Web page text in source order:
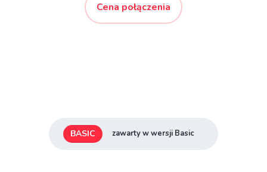
Cena połączenia
BASIC zawarty w wersji Basic